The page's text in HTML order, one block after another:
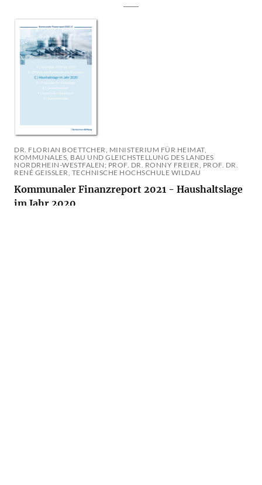
DR. FLORIAN BOETTCHER, MINISTERIUM FÜR HEIMAT,
KOMMUNALES, BAU UND GLEICHSTELLUNG DES LANDES
NORDRHEIN-WESTFALEN; PROF. DR. RONNY FREIER, PROF. DR.
RENÉ GEISSLER, TECHNISCHE HOCHSCHULE WILDAU
Kommunaler Finanzreport 2021 - Haushaltslage
im Jahr 2020